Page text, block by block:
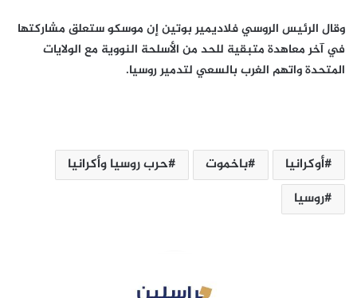
وقال الرئيس الروسي فلاديمير بوتين إن موسكو ستعلق مشاركتها
في آخر معاهدة متبقية للحد من الأسلحة النووية مع الولايات
المتحدة واتهم الغرب بالسعي لتدمير روسيا.
أوكرانيا باخموت
حرب روسيا وأكرانيا
روسيا